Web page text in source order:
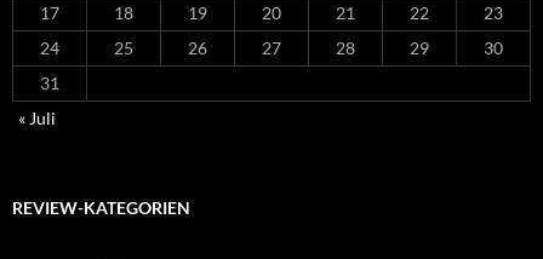
17
18 19 20 21 22
23
24
25 26 27 28 29
30
31
« Juli
REVIEW-KATEGORIEN